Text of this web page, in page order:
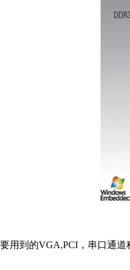
要用到的VGA,PCI，串口通道